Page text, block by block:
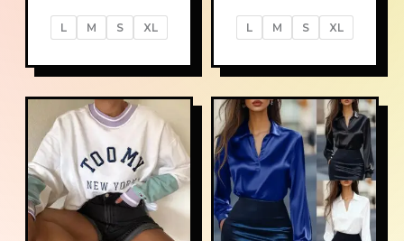
L M S XL L M S XL